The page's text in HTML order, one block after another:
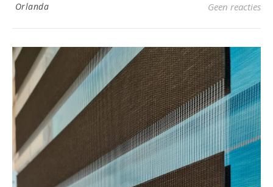
Orlanda Geen reacties